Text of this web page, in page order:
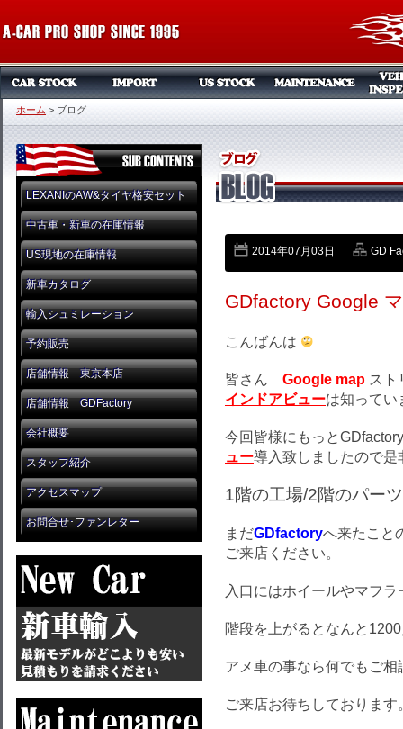
ホーム > ブログ
LEXANIのAW&タイヤ格安セット
中古車・新車の在庫情報
US現地の在庫情報
新車カタログ
輸入シュミレーション
予約販売
店舗情報 東京本店
店舗情報 GDFactory
会社概要
スタッフ紹介
アクセスマップ
お問合せ･ファンレター
2014年07月03日 GD
GDfactory Google
こんばんは
皆さん Google map スト
インドアビューは知ってい
今回皆様にもっと
ュー導入致しましたので是
1階の工場/2階のパー
まだGDfactoryへ来たこと
ご来店ください。
入口にはホイールやマフラ
階段を上がるとなんと
アメ車の事なら何でもご相
ご来店お待ちしております